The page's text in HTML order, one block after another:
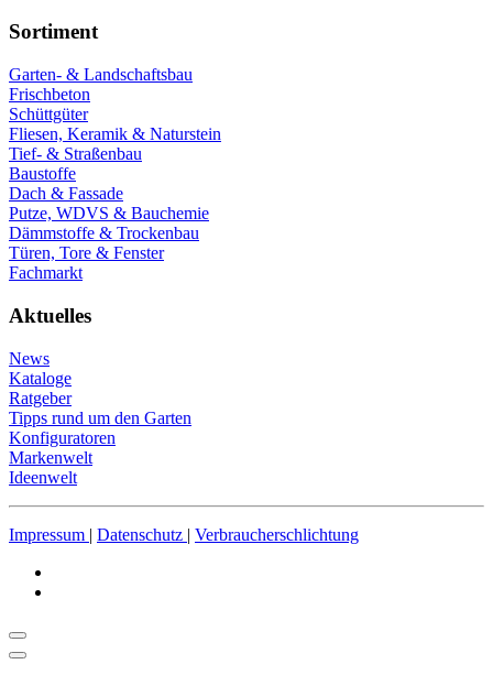
Sortiment
Garten- & Landschaftsbau
Frischbeton
Schüttgüter
Fliesen, Keramik & Naturstein
Tief- & Straßenbau
Baustoffe
Dach & Fassade
Putze, WDVS & Bauchemie
Dämmstoffe & Trockenbau
Türen, Tore & Fenster
Fachmarkt
Aktuelles
News
Kataloge
Ratgeber
Tipps rund um den Garten
Konfiguratoren
Markenwelt
Ideenwelt
Impressum | Datenschutz | Verbraucherschlichtung